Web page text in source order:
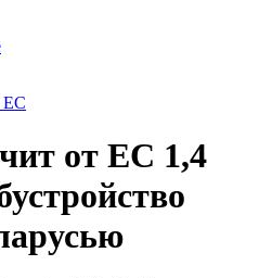
ЕС
от ЕС 1,4